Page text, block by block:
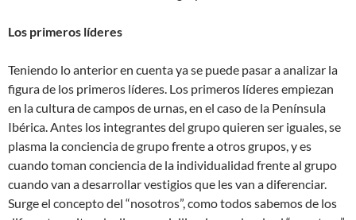
Los primeros líderes
Teniendo lo anterior en cuenta ya se puede pasar a analizar la
figura de los primeros líderes. Los primeros líderes empiezan
en la cultura de campos de urnas, en el caso de la Península
Ibérica. Antes los integrantes del grupo quieren ser iguales, se
plasma la conciencia de grupo frente a otros grupos, y es
cuando toman conciencia de la individualidad frente al grupo
cuando van a desarrollar vestigios que les van a diferenciar.
Surge el concepto del “nosotros”, como todos sabemos de los